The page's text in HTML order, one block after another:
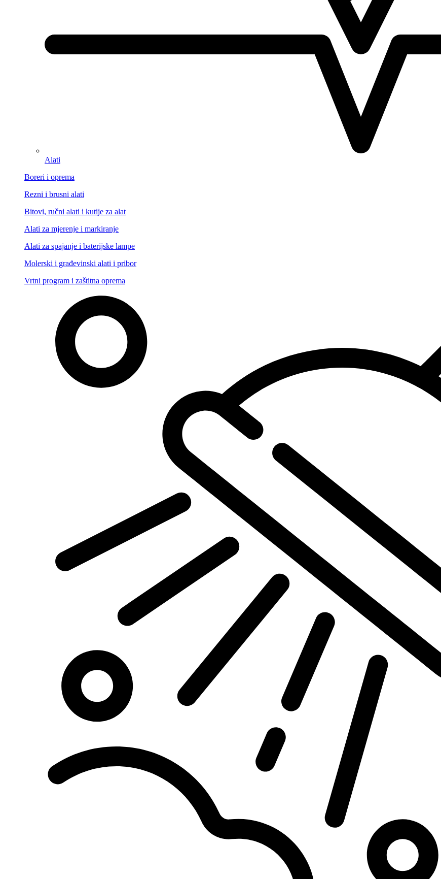
Alati
Boreri i oprema
Rezni i brusni alati
Bitovi, ručni alati i kutije za alat
Alati za mjerenje i markiranje
Alati za spajanje i baterijske lampe
Molerski i građevinski alati i pribor
Vrtni program i zaštitna oprema